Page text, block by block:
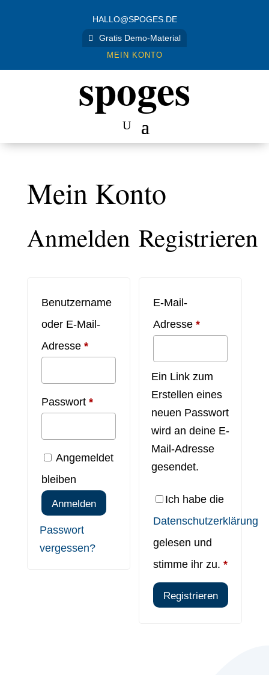
HALLO@SPOGES.DE
Gratis Demo-Material
MEIN KONTO
spoges
Mein Konto
Anmelden
Benutzername
oder E-Mail-
Adresse *Erforderlich
Passwort *Erforderlich
Angemeldet
bleiben
Anmelden
Passwort
vergessen?
Registrieren
E-Mail-
Adresse*Erforderlich
Ein Link zum
Erstellen eines
neuen Passwort
wird an deine E-
Mail-Adresse
gesendet.
Ich habe die
Datenschutzerklärung
gelesen und
stimme ihr zu. *
Registrieren